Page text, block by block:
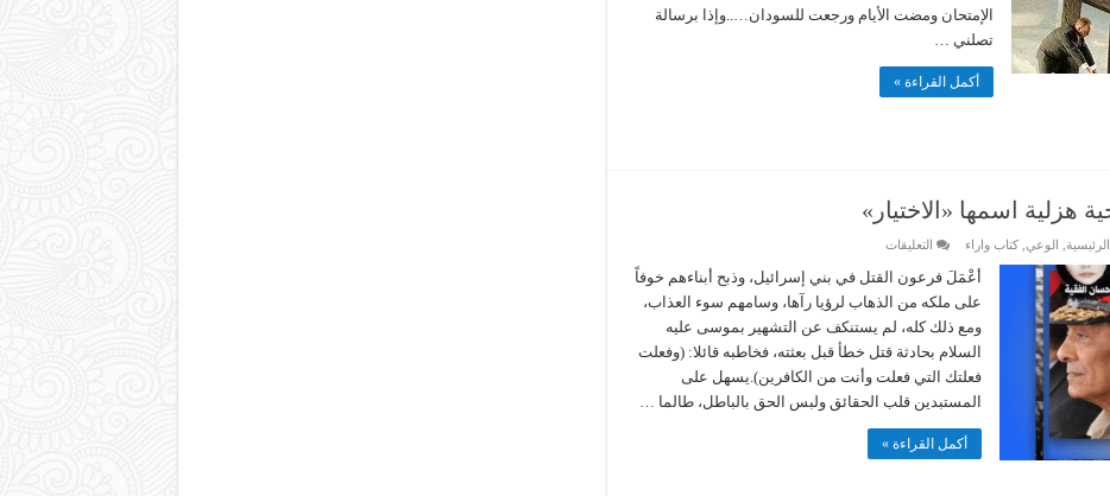
الإمتحان ومضت الأيام ورجعت للسودان…..وإذا برسالة
تصلني …
أكمل القراءة »
هزلية اسمها «الاختيار»
الرئيسية الوعي ,كتاب واراء التعليقات
الفقيه
تكتب:
مسرحية
اسمها
«الاختيار»
مغلقة
أعْمَلَ فرعون القتل في بني إسرائيل، وذبح أبناءهم خوفاً
على ملكه من الذهاب لرؤيا رآها، وسامهم سوء العذاب،
ومع ذلك كله، لم يستنكف عن التشهير بموسى عليه
السلام بحادثة قتل خطأ قبل بعثته، فخاطبه قائلا: (وفعلت
فعلتك التي فعلت وأنت من الكافرين).يسهل على
المستبدين قلب الحقائق ولبس الحق بالباطل، طالما …
أكمل القراءة »